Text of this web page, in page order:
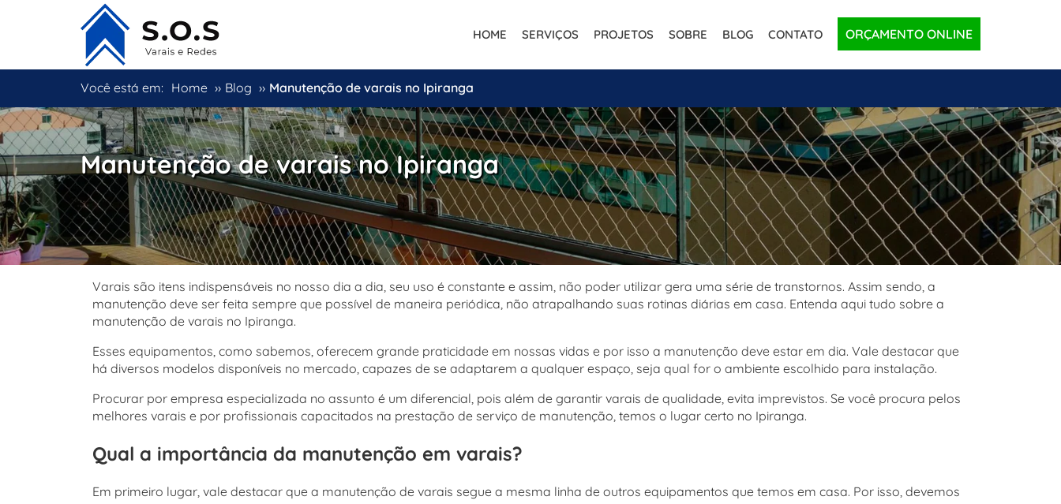
HOME SERVIÇOS PROJETOS SOBRE BLOG CONTATO ORÇAMENTO ONLINE
Você está em: Home ›› Blog ›› Manutenção de varais no Ipiranga
Manutenção de varais no Ipiranga
Varais são itens indispensáveis no nosso dia a dia, seu uso é constante e assim, não poder utilizar gera uma série de transtornos. Assim sendo, a
manutenção deve ser feita sempre que possível de maneira periódica, não atrapalhando suas rotinas diárias em casa. Entenda aqui tudo sobre a
manutenção de varais no Ipiranga.
Esses equipamentos, como sabemos, oferecem grande praticidade em nossas vidas e por isso a manutenção deve estar em dia. Vale destacar que
há diversos modelos disponíveis no mercado, capazes de se adaptarem a qualquer espaço, seja qual for o ambiente escolhido para instalação.
Procurar por empresa especializada no assunto é um diferencial, pois além de garantir varais de qualidade, evita imprevistos. Se você procura pelos
melhores varais e por profissionais capacitados na prestação de serviço de manutenção, temos o lugar certo no Ipiranga.
Qual a importância da manutenção em varais?
Em primeiro lugar, vale destacar que a manutenção de varais segue a mesma linha de outros equipamentos que temos em casa. Por isso, devemos